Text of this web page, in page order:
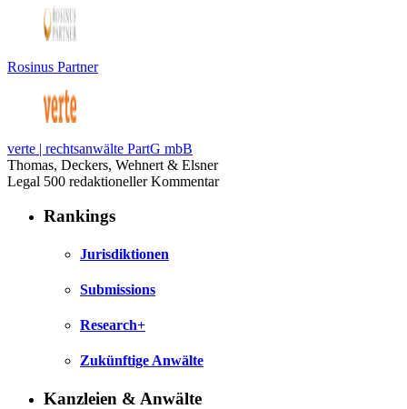
Rosinus Partner
verte | rechtsanwälte PartG mbB
Thomas, Deckers, Wehnert & Elsner
Legal 500 redaktioneller Kommentar
Rankings
Jurisdiktionen
Submissions
Research+
Zukünftige Anwälte
Kanzleien & Anwälte